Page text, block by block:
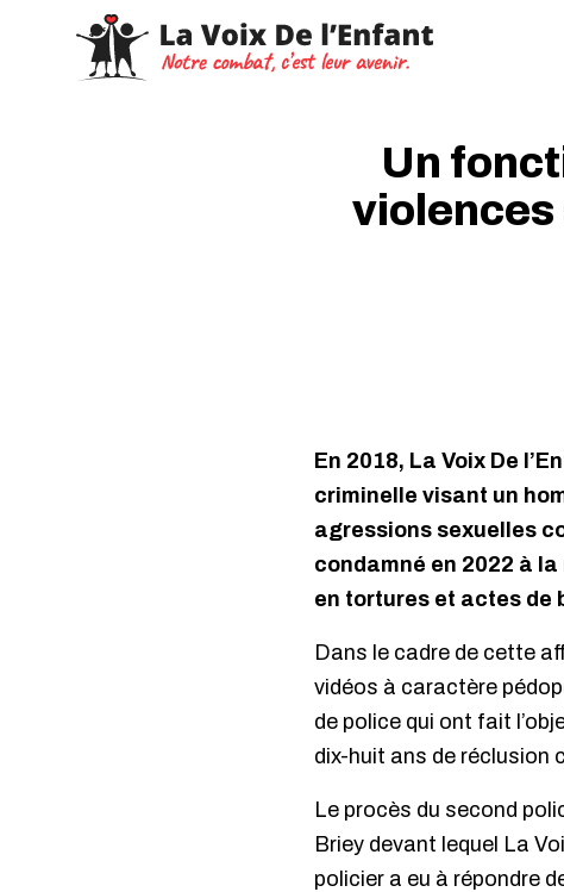
Un
violences
En 2018, La Voix De
criminelle visant un
agressions sexuelles
condamné en 2022 à
en tortures et actes de
Dans le cadre de cette
vidéos à caractère
de police qui ont fait
dix-huit ans de réclusion
Le procès du second
Briey devant lequel La
policier a eu à répondre